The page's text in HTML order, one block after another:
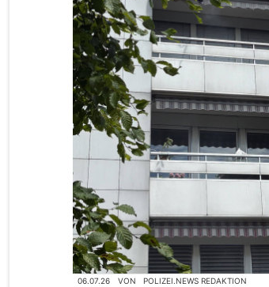
06.07.26 VON POLIZEI.NEWS REDAKTION